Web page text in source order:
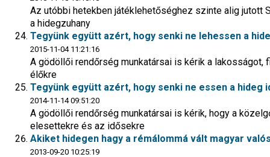
Az utóbbi hetekben játéklehetőséghez szinte alig jutott
a hidegzuhany
Tegyünk együtt azért, hogy senki ne lehessen a
2015-11-04 11:21:16
A gödöllői rendőrség munkatársai is kérik a
élőkre
Tegyünk együtt azért, hogy senki ne essen a hideg
2014-11-14 09:51:20
A gödöllői rendőrség munkatársai is kérik, hogy a
elesettekre és az idősekre
Akiket hidegen hagy a rémálommá vált magyar
2013-09-20 10:25:19